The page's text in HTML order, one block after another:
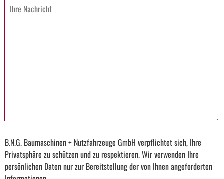
B.N.G. Baumaschinen + Nutzfahrzeuge GmbH verpflichtet sich, Ihre
Privatsphäre zu schützen und zu respektieren. Wir verwenden Ihre
persönlichen Daten nur zur Bereitstellung der von Ihnen angeforderten